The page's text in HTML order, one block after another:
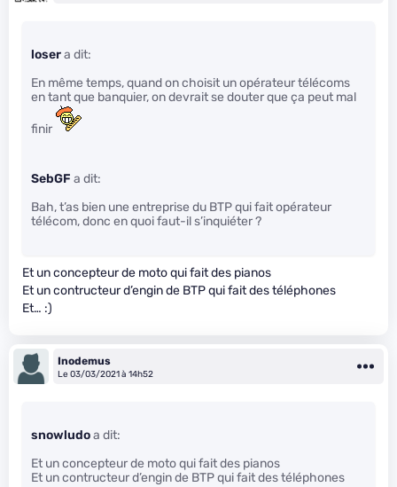
losera dit:
En même temps, quand on choisit un opérateur télécoms
en tant que banquier, on devrait se douter que ça peut mal
finir
SebGF a dit:
Bah, t’as bien une entreprise du BTP qui fait opérateur
télécom, donc en quoi faut-il s’inquiéter ?
Et un concepteur de moto qui fait des pianos
Et un contructeur d’engin de BTP qui fait des téléphones
Et… :)
Inodemus
Le 03/03/2021 à 14h52
snowludoa dit:
Et un concepteur de moto qui fait des pianos
Et un contructeur d’engin de BTP qui fait des téléphones